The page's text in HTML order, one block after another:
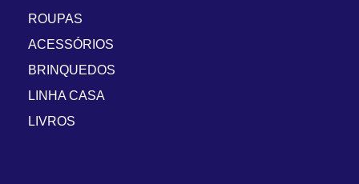
ROUPAS
ACESSÓRIOS
BRINQUEDOS
LINHA CASA
LIVROS